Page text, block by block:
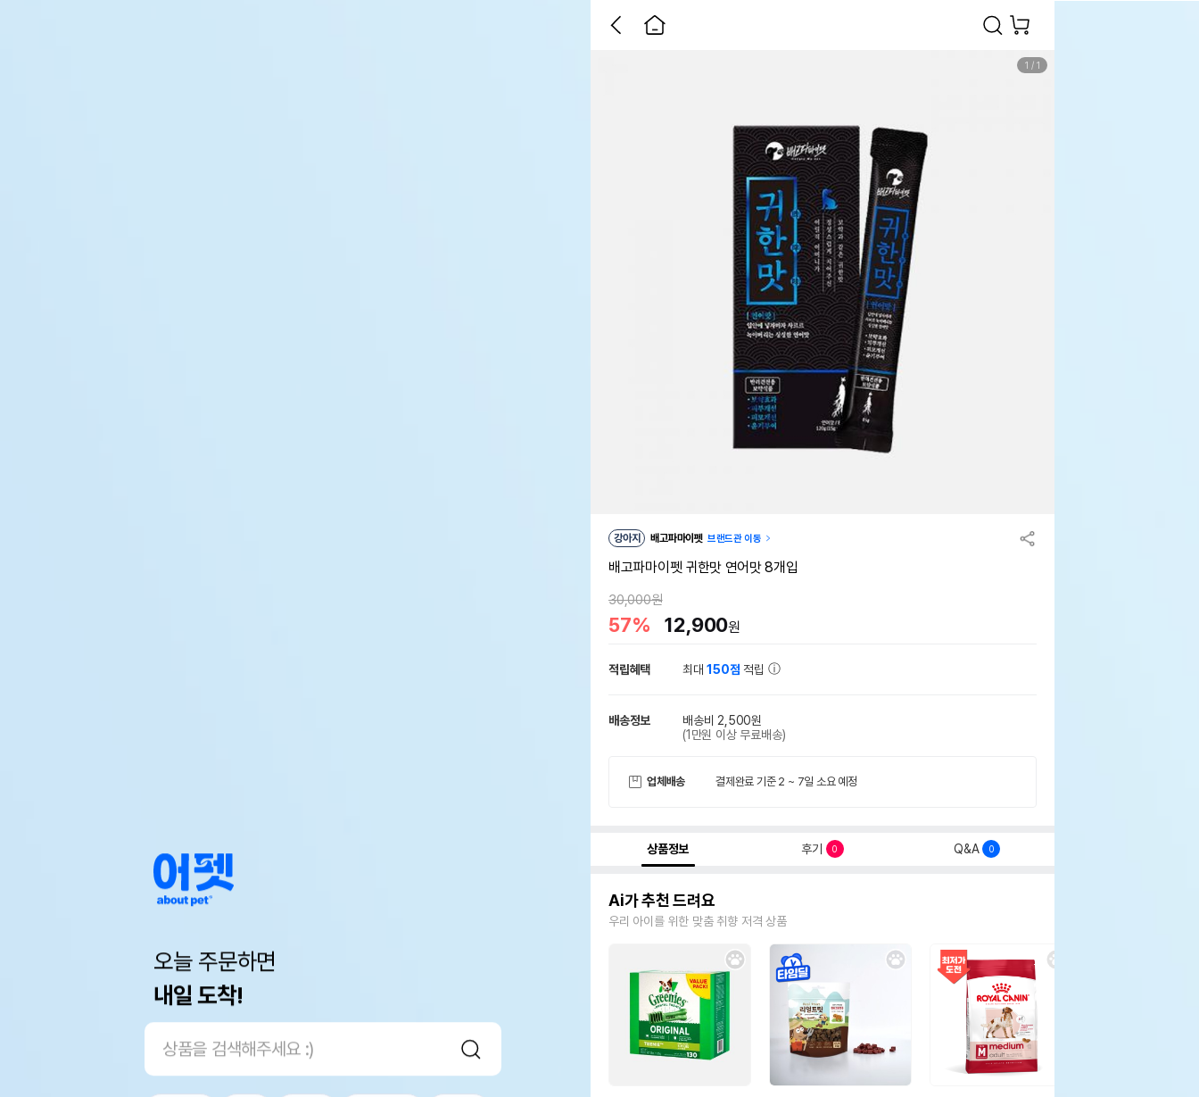
오늘 주문하면
내일 도착!
1 / 1
강아지 배고파마이펫 브랜드관 이동
배고파마이펫 귀한맛 연어맛 8개입
30,000원
57% 12,900원
적립혜택 최대150점 적립
배송정보
배송비 2,500원
(1만원 이상 무료배송)
업체배송 결제완료 기준 2 ~ 7일 소요 예정
상품정보 후기 0 Q&A 0
Ai가 추천 드려요
우리 아이를 위한 맞춤 취향 저격 상품